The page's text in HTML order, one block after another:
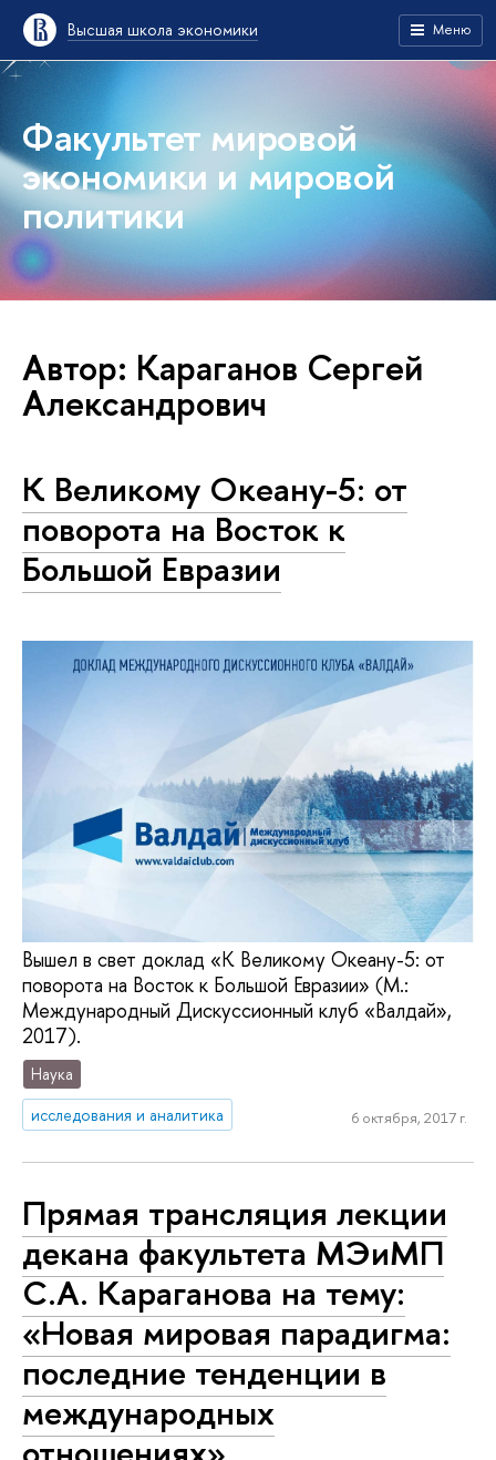
Высшая школа экономики Меню
Факультет мировой
экономики и мировой
политики
Автор: Караганов Сергей
Александрович
К Великому Океану-5: от
поворота на Восток к
Большой Евразии
Вышел в свет доклад «К Великому Океану-5: от
поворота на Восток к Большой Евразии» (М.:
Международный Дискуссионный клуб «Валдай»,
2017).
Наука
исследования и аналитика
6 октября, 2017 г.
Прямая трансляция лекции
декана факультета МЭиМП
С.А. Караганова на тему:
«Новая мировая парадигма:
последние тенденции в
международных